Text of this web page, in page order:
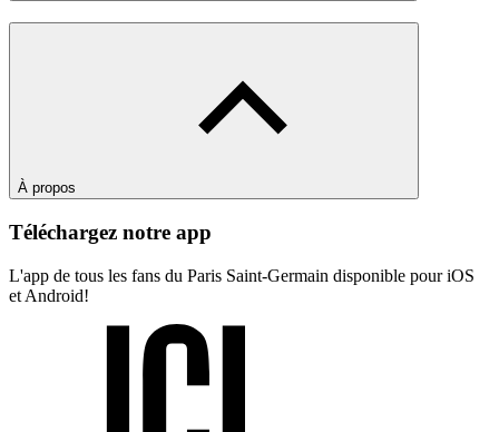
À propos
Téléchargez notre app
L'app de tous les fans du Paris Saint-Germain disponible pour iOS
et Android!